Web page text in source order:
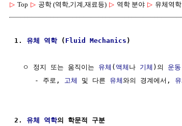
▷ Top ▷ 공학 (역학,기계,재료등) ▷ 역학 분야 ▷ 유체역학
1. 유체 역학 ( Fluid Mechanics )
  ㅇ 정지 또는 움직이는
유체 (액체 나 기체 )의 운동
     - 주로,
고체 및 다른 유체와의 경계에서,
2. 유체 역학의 학문적 구분